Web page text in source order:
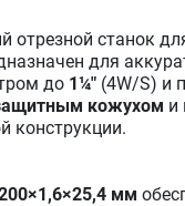
отрезной станок
для
до 1¼″ (4W/S) и
кожухом и
конструкции.
мм